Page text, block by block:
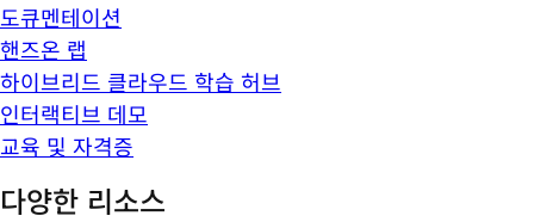
도큐멘테이션
핸즈온 랩
하이브리드 클라우드 학습 허브
인터랙티브 데모
교육 및 자격증
다양한 리소스